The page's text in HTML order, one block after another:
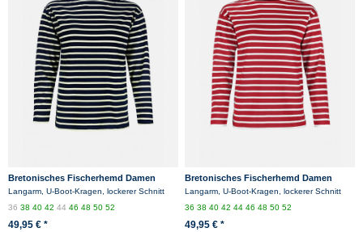
Bretonisches Fischerhemd Damen
Langarm - Streifenshirt -
blau/ecrugestreift
Langarm, U-Boot-Kragen, lockerer Schnitt
363840424446485052
49,95 € *
Bretonisches Fischerhemd Damen
Langarm - Streifenshirt -
rot/weissgestreift
Langarm, U-Boot-Kragen, lockerer Schnitt
363840424446485052
49,95 € *